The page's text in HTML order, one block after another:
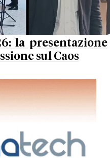
la presentazione
sul Caos